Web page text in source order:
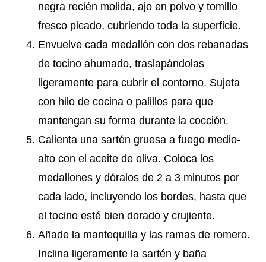
negra recién molida, ajo en polvo y tomillo
fresco picado, cubriendo toda la superficie.
Envuelve cada medallón con dos rebanadas
de tocino ahumado, traslapándolas
ligeramente para cubrir el contorno. Sujeta
con hilo de cocina o palillos para que
mantengan su forma durante la cocción.
Calienta una sartén gruesa a fuego medio-
alto con el aceite de oliva. Coloca los
medallones y dóralos de 2 a 3 minutos por
cada lado, incluyendo los bordes, hasta que
el tocino esté bien dorado y crujiente.
Añade la mantequilla y las ramas de romero.
Inclina ligeramente la sartén y baña